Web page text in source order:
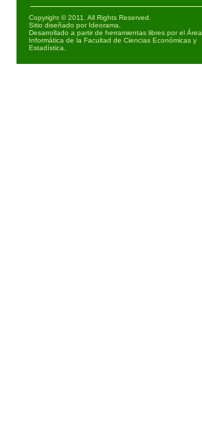
Copyright © 2011. All Rights Reserved.
Sitio diseñado por Ideorama
Desarrollado a partir de herramientas libres por el Área
Informática de la Facultad de Ciencias Económicas y
Estadística.